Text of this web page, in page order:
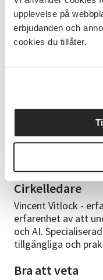
upplevelse på
erbjudanden och
cookies du tillåter.
dig söka
svar på nätet.
använder Google
assistent för dina
NotebookLM kan
att skriva bra
verktygens
rätt och att du bör
Cirkelledare
Vincent Vitlock -
erfarenhet av att
och AI.
tillgängliga och
Bra att veta